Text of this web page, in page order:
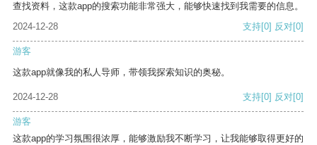
查找资料，这款app的搜索功能非常强大，能够快速找到我需要的信息。
2024-12-28
支持[0] 反对[0]
游客
这款app就像我的私人导师，带领我探索知识的奥秘。
2024-12-28 支持[0] 反对[0]
游客
这款app的学习氛围很浓厚，能够激励我不断学习，让我能够取得更好的